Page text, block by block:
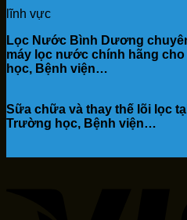
lĩnh vực
Lọc Nước Bình Dương
máy lọc nước chính hãng
học, Bệnh viện…
Sữa chữa và thay thế lõi lọc
Trường học, Bệnh viện…